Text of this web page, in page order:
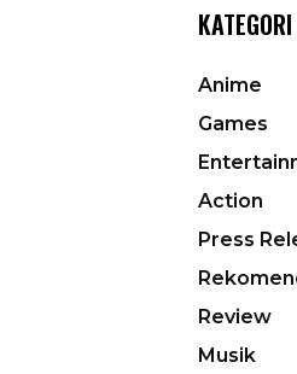
KATEGORI
Anime
Games
Action
Press
Review
Musik